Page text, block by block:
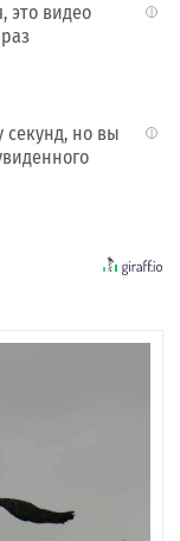
i
это видео
i
секунд, но вы